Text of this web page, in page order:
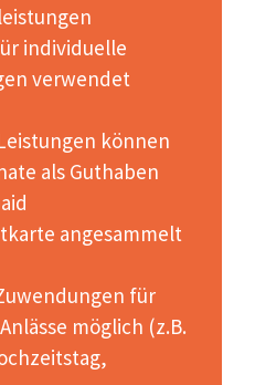
individuelle
verwendet
können
als Guthaben
angesammelt
für
möglich (z.B.